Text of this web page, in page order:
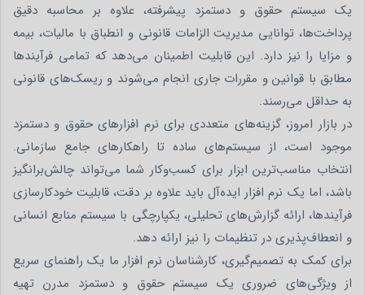
یک سیستم حقوق و دستمزد پیشرفته، علاوه بر محاسبه دقیق
پرداخت‌ها، توانایی مدیریت الزامات قانونی و انطباق با مالیات، بیمه
و مزایا را نیز دارد. این قابلیت اطمینان می‌دهد که تمامی فرآیندها
مطابق با قوانین و مقررات جاری انجام می‌شوند و ریسک‌های قانونی
به حداقل می‌رسند.
در بازار امروز، گزینه‌های متعددی برای نرم‌ افزارهای حقوق و دستمزد
موجود است، از سیستم‌های ساده تا راهکارهای جامع سازمانی.
انتخاب مناسب‌ترین ابزار برای کسب‌وکار شما می‌تواند چالش‌برانگیز
باشد، اما یک نرم‌ افزار ایده‌آل باید علاوه بر دقت، قابلیت خودکارسازی
فرآیندها، ارائه گزارش‌های تحلیلی، یکپارچگی با سیستم منابع انسانی
و انعطاف‌پذیری در تنظیمات را نیز ارائه دهد.
برای کمک به تصمیم‌گیری، کارشناسان نرم‌ افزار ما یک راهنمای سریع
از ویژگی‌های ضروری یک سیستم حقوق و دستمزد مدرن تهیه